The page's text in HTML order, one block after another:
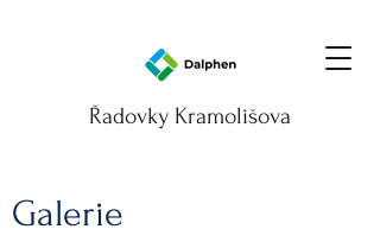
Řadovky Kramolišova
Galerie